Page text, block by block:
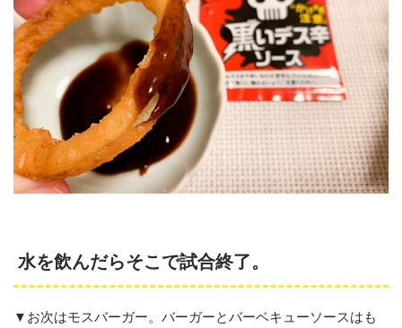
水を飲んだらそこで試合終了。
▼お次はモスバーガー。バーガーとバーベキューソースはも